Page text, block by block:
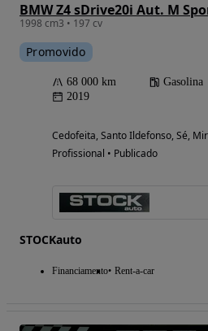
BMW Z4 sDrive20i Aut. M
1998 cm3 • 197 cv
Promovido
68 000 km Gasolina
2019
Cedofeita, Santo Ildefonso, Sé,
Profissional • Publicado
STOCKauto
Financiamento Rent-a-car